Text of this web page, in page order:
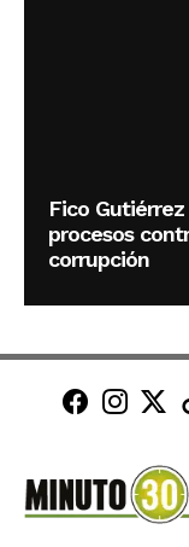
Fico
procesos
corrupción